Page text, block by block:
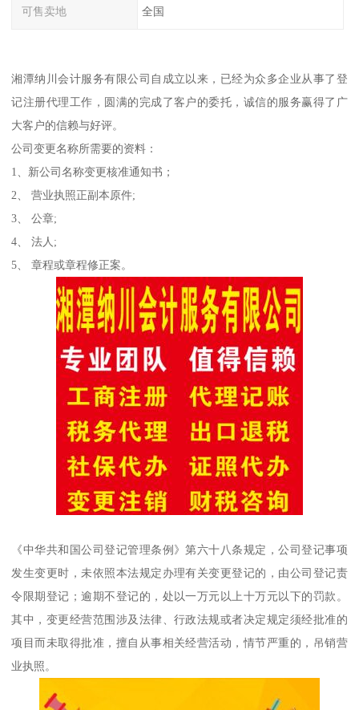
可售卖地 全国
湘潭纳川会计服务有限公司自成立以来，已经为众多企业从事了登
记注册代理工作，圆满的完成了客户的委托，诚信的服务赢得了广
大客户的信赖与好评。
公司变更名称所需要的资料：
1、新公司名称变更核准通知书；
2、 营业执照正副本原件;
3、 公章;
4、 法人;
5、 章程或章程修正案。
《中华共和国公司登记管理条例》第六十八条规定，公司登记事项
发生变更时，未依照本法规定办理有关变更登记的，由公司登记责
令限期登记；逾期不登记的，处以一万元以上十万元以下的罚款。
其中，变更经营范围涉及法律、行政法规或者决定规定须经批准的
项目而未取得批准，擅自从事相关经营活动，情节严重的，吊销营
业执照。